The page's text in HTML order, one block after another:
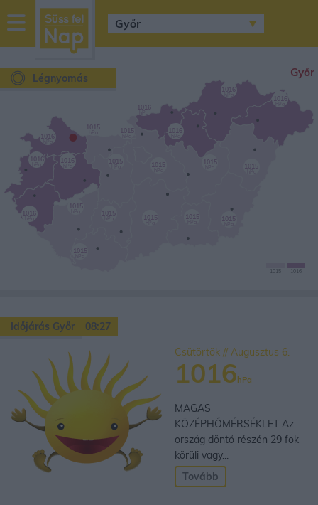
sussfelnap.hu
időjárás
Légnyomás
•
Győr
1015
1015 1015
1016
1016
1015
1015
1016
1016
1015
1016
1015
1015
1015
1015
1016
1015 1015
1016
1016
1015 1016
Időjárás Győr
08:27
Csütörtök // Augusztus 6.
1016hPa
MAGAS
KÖZÉPHŐMÉRSÉKLET Az
ország döntő részén 29 fok
körüli vagy...
Tovább